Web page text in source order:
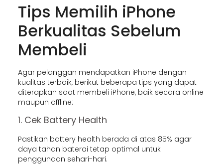
Tips Memilih iPhone
Berkualitas Sebelum
Membeli
Agar pelanggan mendapatkan iPhone dengan
kualitas terbaik, berikut beberapa tips yang dapat
diterapkan saat membeli iPhone, baik secara online
maupun offline:
1. Cek Battery Health
Pastikan battery health berada di atas 85% agar
daya tahan baterai tetap optimal untuk
penggunaan sehari-hari.